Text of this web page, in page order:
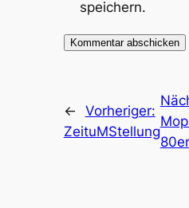
speichern.
← Vorheriger:
ZeituMStellung
80er